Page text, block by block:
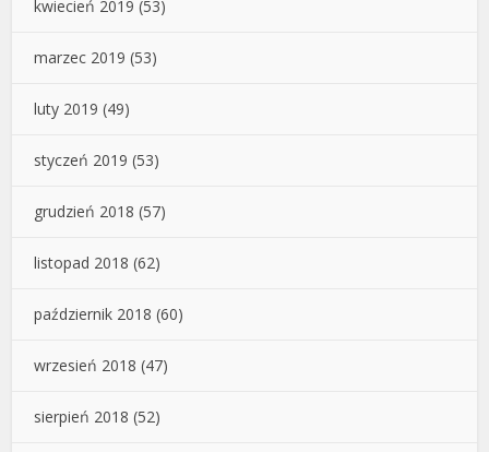
kwiecień 2019 (53)
marzec 2019 (53)
luty 2019 (49)
styczeń 2019 (53)
grudzień 2018 (57)
listopad 2018 (62)
październik 2018 (60)
wrzesień 2018 (47)
sierpień 2018 (52)